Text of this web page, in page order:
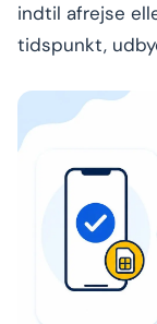
indtil afrejse
tidspunkt,